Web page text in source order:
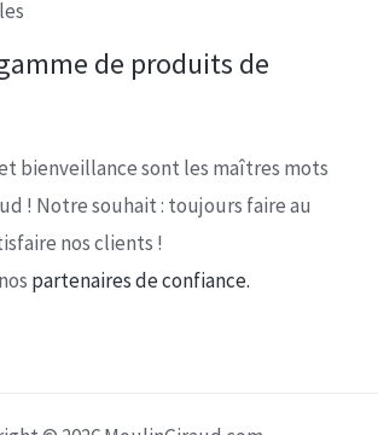
de produits de
bienveillance sont les maîtres mots
! Notre souhait : toujours faire au
nos clients !
partenaires de confiance.